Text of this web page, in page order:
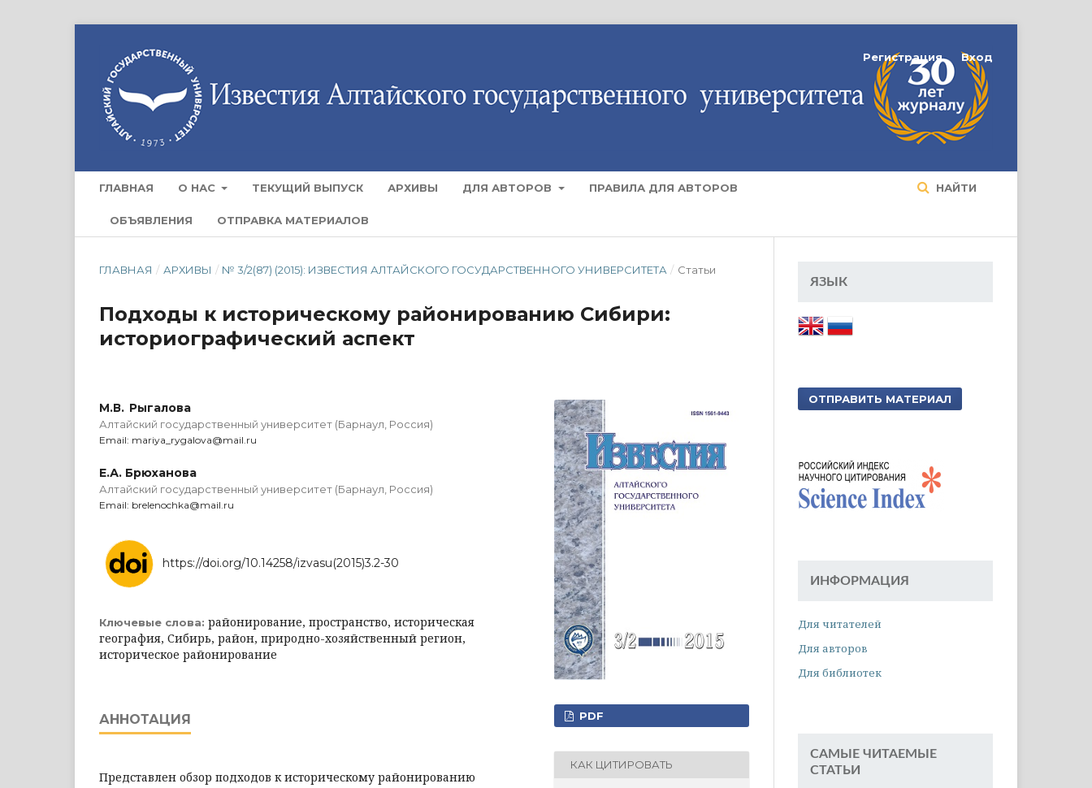
ГЛАВНАЯ О НАС ТЕКУЩИЙ ВЫПУСК АРХИВЫ ДЛЯ АВТОРОВ ПРАВИЛА ДЛЯ АВТОРОВ
ОБЪЯВЛЕНИЯ ОТПРАВКА МАТЕРИАЛОВ
НАЙТИ
Регистрация Вход
ГЛАВНАЯ / АРХИВЫ / № 3/2(87) (2015): ИЗВЕСТИЯ АЛТАЙСКОГО ГОСУДАРСТВЕННОГО УНИВЕРСИТЕТА / Статьи
Подходы к историческому районированию Сибири:
историографический аспект
М.В. Рыгалова
Алтайский государственный университет (Барнаул, Россия)
Email: mariya_rygalova@mail.ru
Е.А. Брюханова
Алтайский государственный университет (Барнаул, Россия)
Email: brelenochka@mail.ru
https://doi.org/10.14258/izvasu(2015)3.2-30
Ключевые слова: районирование, пространство, историческая
география, Сибирь, район, природно-хозяйственный регион,
историческое районирование
АННОТАЦИЯ
Представлен обзор подходов к историческому районированию
PDF
КАК ЦИТИРОВАТЬ
ЯЗЫК
ОТПРАВИТЬ МАТЕРИАЛ
ИНФОРМАЦИЯ
Для читателей
Для авторов
Для библиотек
САМЫЕ ЧИТАЕМЫЕ
СТАТЬИ